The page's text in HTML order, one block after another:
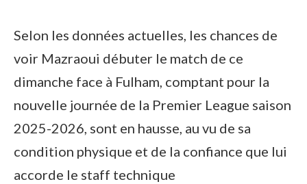
Selon les données actuelles, les chances de
voir Mazraoui débuter le match de ce
dimanche face à Fulham, comptant pour la
nouvelle journée de la Premier League saison
2025-2026, sont en hausse, au vu de sa
condition physique et de la confiance que lui
accorde le staff technique